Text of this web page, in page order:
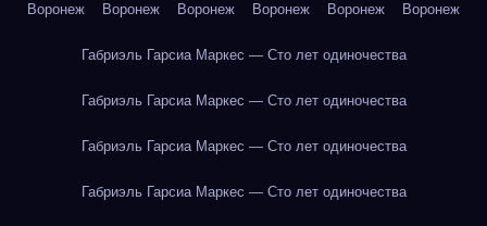
Воронеж Воронеж Воронеж Воронеж Воронеж Воронеж
Габриэль Гарсиа Маркес — Сто лет одиночества
Габриэль Гарсиа Маркес — Сто лет одиночества
Габриэль Гарсиа Маркес — Сто лет одиночества
Габриэль Гарсиа Маркес — Сто лет одиночества